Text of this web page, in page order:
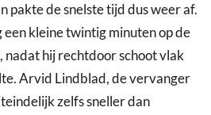
pakte de snelste tijd dus weer af.
kleine twintig minuten op de
nadat hij rechtdoor schoot vlak
Arvid Lindblad, de vervanger
zelfs sneller dan